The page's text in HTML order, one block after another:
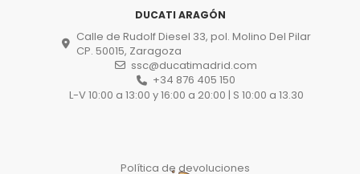
DUCATI ARAGÓN
Calle de Rudolf Diesel 33, pol. Molino Del Pilar
CP. 50015, Zaragoza
ssc@ducatimadrid.com
+34 876 405 150
L-V 10:00 a 13:00 y 16:00 a 20:00 | S 10:00 a 13.30
Política de devoluciones